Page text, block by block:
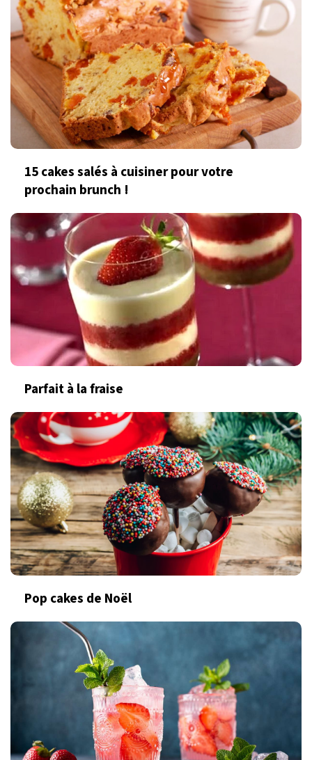
15 cakes salés à cuisiner pour votre
prochain brunch !
Parfait à la fraise
Pop cakes de Noël